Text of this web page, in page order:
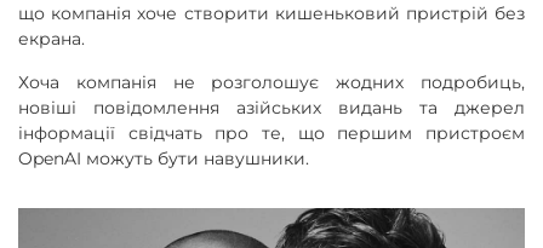
що компанія хоче створити кишеньковий пристрій без
екрана.
Хоча компанія не розголошує жодних подробиць,
новіші повідомлення азійських видань та джерел
інформації свідчать про те, що першим пристроєм
OpenAI можуть бути навушники.